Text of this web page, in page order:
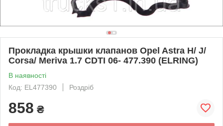
Прокладка крышки клапанов Opel Astra H/ J/
Corsa/ Meriva 1.7 CDTI 06- 477.390 (ELRING)
В наявності
Код: EL477390
Роздріб
858 ₴